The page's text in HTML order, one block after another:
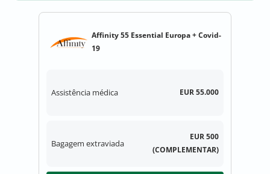
Affinity 55 Essential Europa + Covid-
19
Assistência médica EUR 55.000
Bagagem extraviada
EUR 500
(COMPLEMENTAR)